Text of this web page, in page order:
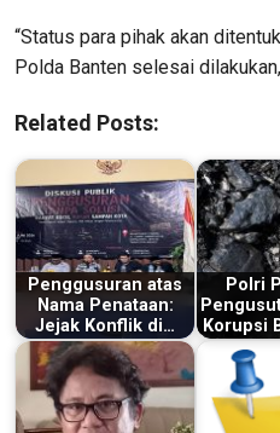
“Status para pihak akan
Polda Banten selesai
Related Posts:
Penggusuran atas
Nama Penataan:
Jejak Konflik di…
Polri
Korupsi